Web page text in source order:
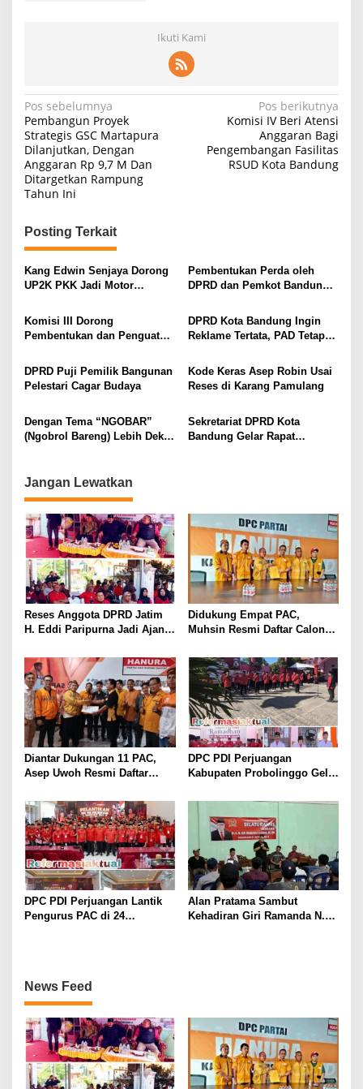
Ikuti Kami
Navigasi
pos
Pos sebelumnya
Pembangun Proyek
Strategis GSC Martapura
Dilanjutkan, Dengan
Anggaran Rp 9,7 M Dan
Ditargetkan Rampung
Tahun Ini
Pos berikutnya
Komisi IV Beri Atensi
Anggaran Bagi
Pengembangan Fasilitas
RSUD Kota Bandung
Posting Terkait
Kang Edwin Senjaya Dorong
UP2K PKK Jadi Motor
Rumput
Pembentukan Perda oleh
DPRD dan Pemkot Bandung
Masyarakat
Komisi III Dorong
Pembentukan dan Penguatan
Hingga Tingkat RW
DPRD Kota Bandung Ingin
Reklame Tertata, PAD Tetap
DPRD Puji Pemilik Bangunan
Pelestari Cagar Budaya
Kode Keras Asep Robin Usai
Reses di Karang Pamulang
Dengan Tema “NGOBAR”
(Ngobrol Bareng) Lebih Dekat
Koordinasi Bersama Para
Jurnalis
Sekretariat DPRD Kota
Bandung Gelar Rapat
Jangan Lewatkan
Reses Anggota DPRD Jatim
H. Eddi Paripurna Jadi Ajang
Tragedi 27 Juli 1996
Didukung Empat PAC,
Muhsin Resmi Daftar Calon
Purwakarta
Diantar Dukungan 11 PAC,
Asep Uwoh Resmi Daftar
Hanura Purwakarta
DPC PDI Perjuangan
Kabupaten Probolinggo Gelar
dan Diskusi Kebangsaan
DPC PDI Perjuangan Lantik
Pengurus PAC di 24
Alan Pratama Sambut
Kehadiran Giri Ramanda N.
News Feed